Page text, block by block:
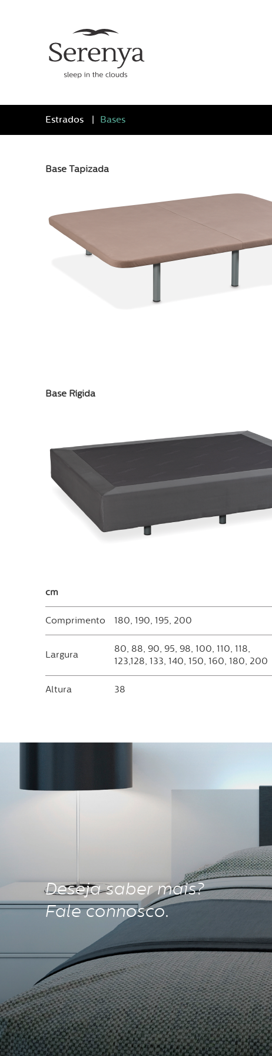
Estrados Bases
Base Tapizada
Base Rígida
cm
Comprimento 180, 190, 195, 200
Largura
80, 88, 90, 95, 98, 100, 110, 118,
123,128, 133, 140, 150, 160, 180, 200
Altura 38
Deseja saber mais?
Fale connosco.